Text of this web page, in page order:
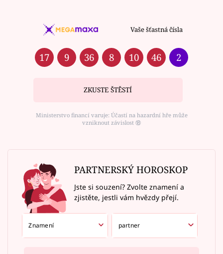
Vaše šťastná čísla
17 9 36 8 10 46 2
ZKUSTE ŠTĚSTÍ
Ministerstvo financí varuje: Účastí na hazardní hře může
vzniknout závislost ⑱
PARTNERSKÝ HOROSKOP
Jste si souzení? Zvolte znamení a
zjistěte, jestli vám hvězdy přejí.